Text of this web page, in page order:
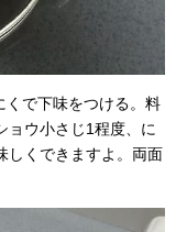
くで下味をつける。料
ョウ小さじ1程度、に
しくできますよ。両面